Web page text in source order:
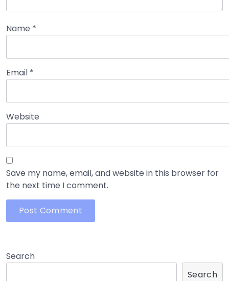
Name *
Email *
Website
Save my name, email, and website in this browser for
the next time I comment.
Search
Search